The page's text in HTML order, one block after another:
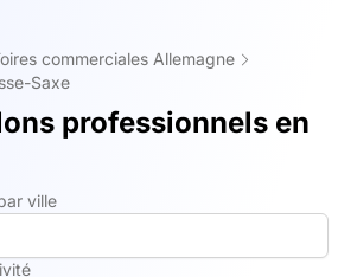
commerciales Allemagne
Saxe
professionnels en
ville